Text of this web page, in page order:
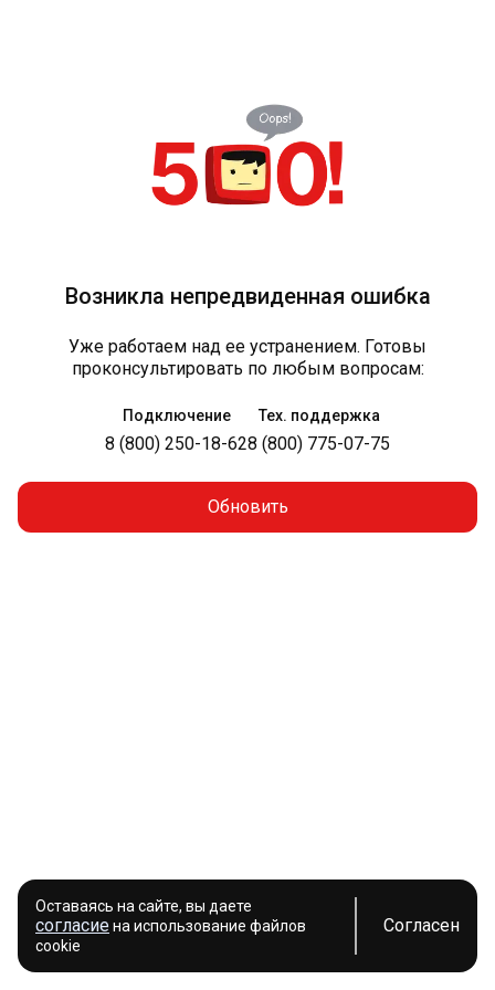
Возникла непредвиденная ошибка
Уже работаем над ее устранением. Готовы
проконсультировать по любым вопросам:
Подключение
8 (800) 250-18-62
Тех. поддержка
8 (800) 775-07-75
Обновить
Оставаясь на сайте, вы даете
согласиена использование файлов
cookie
Согласен